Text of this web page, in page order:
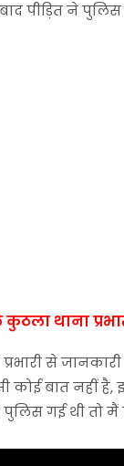
पीड़ित ने
थाना
से
कोई बात नहीं है,
पुलिस गई थी तो